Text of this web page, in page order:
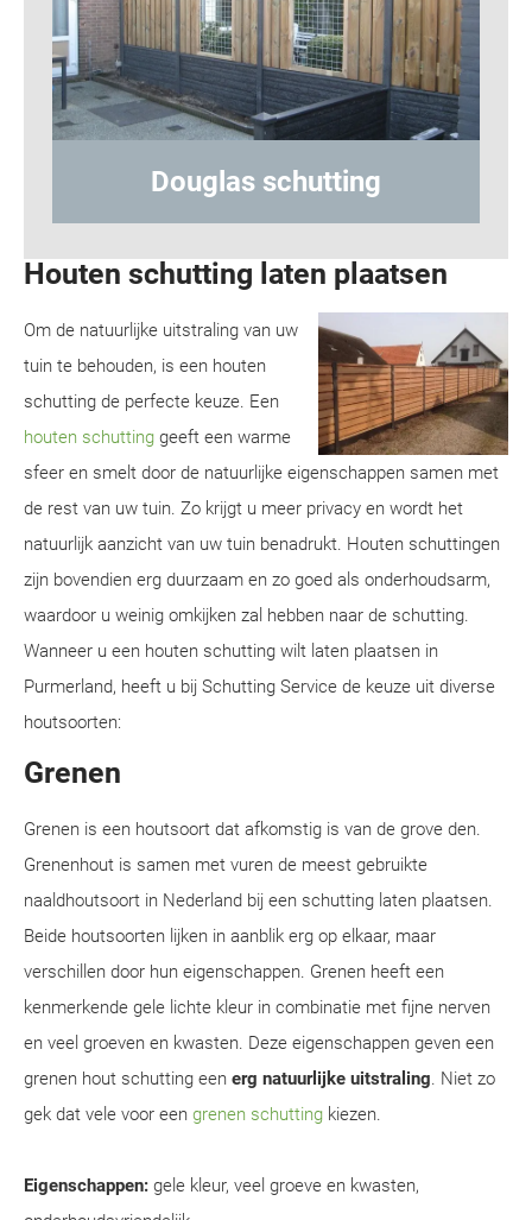
Hout-betonschutting
Houten schutting laten plaatsen
Om de natuurlijke uitstraling van uw
tuin te behouden, is een houten
schutting de perfecte keuze. Een
houten schutting geeft een warme
sfeer en smelt door de natuurlijke eigenschappen samen met
de rest van uw tuin. Zo krijgt u meer privacy en wordt het
natuurlijk aanzicht van uw tuin benadrukt. Houten schuttingen
zijn bovendien erg duurzaam en zo goed als onderhoudsarm,
waardoor u weinig omkijken zal hebben naar de schutting.
Wanneer u een houten schutting wilt laten plaatsen in
Purmerland, heeft u bij Schutting Service de keuze uit diverse
houtsoorten:
Grenen
Grenen is een houtsoort dat afkomstig is van de grove den.
Grenenhout is samen met vuren de meest gebruikte
naaldhoutsoort in Nederland bij een schutting laten plaatsen.
Beide houtsoorten lijken in aanblik erg op elkaar, maar
verschillen door hun eigenschappen. Grenen heeft een
kenmerkende gele lichte kleur in combinatie met fijne nerven
en veel groeven en kwasten. Deze eigenschappen geven een
grenen hout schutting een erg natuurlijke uitstraling. Niet zo
gek dat vele voor een grenen schutting kiezen.
Eigenschappen: gele kleur, veel groeve en kwasten,